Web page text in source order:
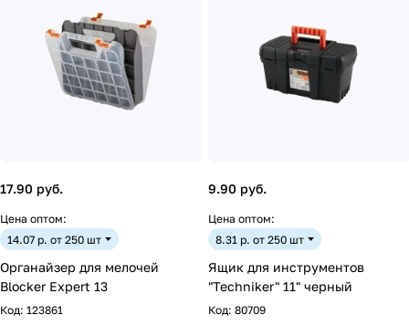
17.90 руб.
Цена оптом:
14.07 р. от 250 шт
Органайзер для мелочей
Blocker Expert 13
Код: 123861
9.90 руб.
Цена оптом:
8.31 р. от 250 шт
Ящик для инструментов
"Techniker" 11" черный
Код: 80709